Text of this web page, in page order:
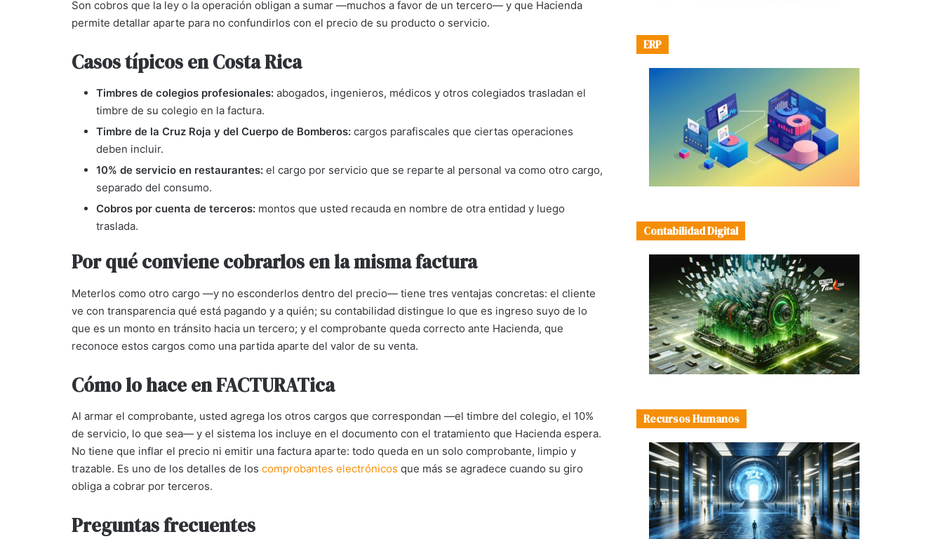
Son cobros que la ley o la operación obligan a sumar —muchos a favor de un tercero— y que Hacienda
permite detallar aparte para no confundirlos con el precio de su producto o servicio.
Casos típicos en Costa Rica
Timbres de colegios profesionales: abogados, ingenieros, médicos y otros colegiados trasladan el
timbre de su colegio en la factura.
Timbre de la Cruz Roja y del Cuerpo de Bomberos: cargos parafiscales que ciertas operaciones
deben incluir.
10% de servicio en restaurantes: el cargo por servicio que se reparte al personal va como otro cargo,
separado del consumo.
Cobros por cuenta de terceros: montos que usted recauda en nombre de otra entidad y luego
traslada.
Por qué conviene cobrarlos en la misma factura
Meterlos como otro cargo —y no esconderlos dentro del precio— tiene tres ventajas concretas: el cliente
ve con transparencia qué está pagando y a quién; su contabilidad distingue lo que es ingreso suyo de lo
que es un monto en tránsito hacia un tercero; y el comprobante queda correcto ante Hacienda, que
reconoce estos cargos como una partida aparte del valor de su venta.
Cómo lo hace en FACTURATica
Al armar el comprobante, usted agrega los otros cargos que correspondan —el timbre del colegio, el 10%
de servicio, lo que sea— y el sistema los incluye en el documento con el tratamiento que Hacienda espera.
No tiene que inflar el precio ni emitir una factura aparte: todo queda en un solo comprobante, limpio y
trazable. Es uno de los detalles de los comprobantes electrónicos que más se agradece cuando su giro
obliga a cobrar por terceros.
Preguntas frecuentes
ERP
Contabilidad Digital
Recursos Humanos